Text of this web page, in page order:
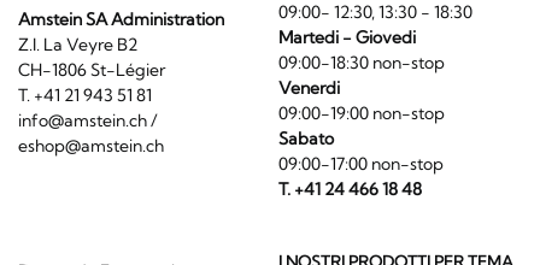
Amstein SA Administration
Z.I. La Veyre B2
CH-1806 St-Légier
T. +41 21 943 51 81
info@amstein.ch/
eshop@amstein.ch
09:00- 12:30, 13:30 - 18:30
Martedi - Giovedi
09:00-18:30 non-stop
Venerdi
09:00-19:00 non-stop
Sabato
09:00-17:00 non-stop
T. +41 24 466 18 48
I NOSTRI PRODOTTI PER TEMA